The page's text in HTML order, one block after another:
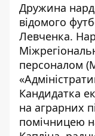
Дружина
відомого
Левченка.
персоналом
Кандидатка
на аграрних
помічницею